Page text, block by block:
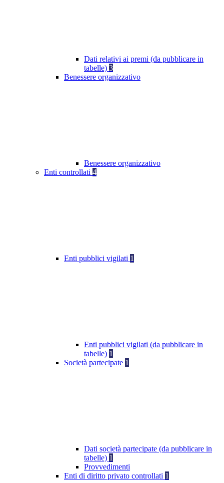
Dati relativi ai premi (da pubblicare in
tabelle) 3
Benessere organizzativo
Benessere organizzativo
Enti controllati 4
Enti pubblici vigilati 1
Enti pubblici vigilati (da pubblicare in
tabelle) 1
Società partecipate 1
Dati società partecipate (da pubblicare in
tabelle) 1
Provvedimenti
Enti di diritto privato controllati 1